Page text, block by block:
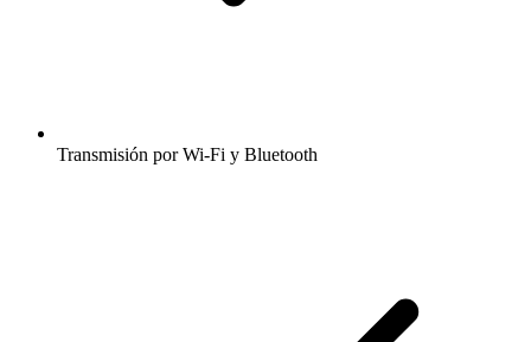
Transmisión por Wi-Fi y Bluetooth